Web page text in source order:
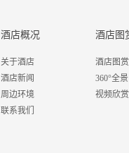
酒店概况
关于酒店
酒店新闻
周边环境
联系我们
酒店图
酒店图赏
360°全景
视频欣赏